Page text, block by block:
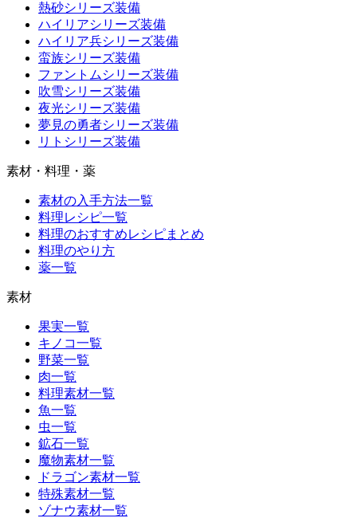
熱砂シリーズ装備
ハイリアシリーズ装備
ハイリア兵シリーズ装備
蛮族シリーズ装備
ファントムシリーズ装備
吹雪シリーズ装備
夜光シリーズ装備
夢見の勇者シリーズ装備
リトシリーズ装備
素材・料理・薬
素材の入手方法一覧
料理レシピ一覧
料理のおすすめレシピまとめ
料理のやり方
薬一覧
素材
果実一覧
キノコ一覧
野菜一覧
肉一覧
料理素材一覧
魚一覧
虫一覧
鉱石一覧
魔物素材一覧
ドラゴン素材一覧
特殊素材一覧
ゾナウ素材一覧